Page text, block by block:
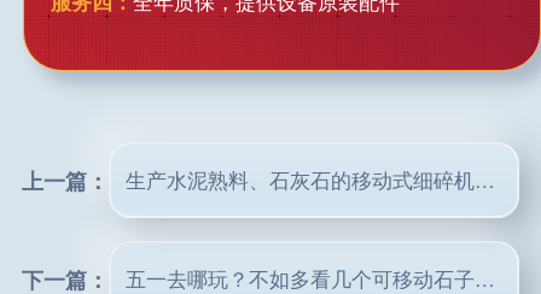
上一篇： 生产水泥熟料、石灰石的移动式细碎机价格多少？哪个厂家有？
下一篇： 五一去哪玩？不如多看几个可移动石子生产线现场吧！（时产200-300吨）